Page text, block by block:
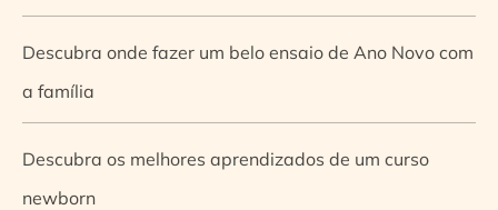
Descubra onde fazer um belo ensaio de Ano Novo com
a família
Descubra os melhores aprendizados de um curso
newborn